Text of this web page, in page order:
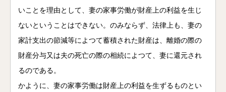
いことを理由として、妻の家事労働が財産上の利益を生じ
ないということはできない。のみならず、法律上も、妻の
家計支出の節減等によつて蓄積された財産は、離婚の際の
財産分与又は夫の死亡の際の相続によつて、妻に還元され
るのである。
かように、妻の家事労働は財産上の利益を生ずるものとい